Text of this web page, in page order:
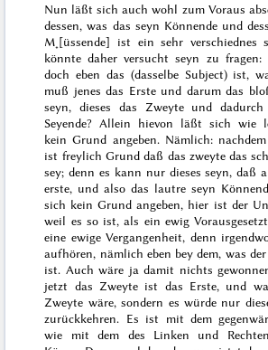
Nun läßt sich auch wohl zum Voraus
dessen, was das seyn Könnende und
M˖[üssende] ist ein sehr verschiednes
könnte daher versucht seyn zu fragen:
doch eben das (dasselbe Subject) ist,
muß jenes das Erste und darum das
seyn, dieses das Zweyte und
Seyende? Allein hievon läßt sich wie
kein Grund angeben. Nämlich:
ist freylich Grund daß das zweyte das
sey; denn es kann nur dieses seyn, daß
erste, und also das lautre seyn
sich kein Grund angeben, hier ist der
weil es so ist, als ein ewig
eine ewige Vergangenheit, denn
aufhören, nämlich eben bey dem, was
ist. Auch wäre ja damit nichts
jetzt das Zweyte ist das Erste, und
Zweyte wäre, sondern es würde nur
zurückkehren. Es ist mit dem
wie mit dem des Linken und